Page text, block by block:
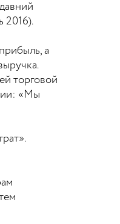
2016).
а
торговой
«Мы